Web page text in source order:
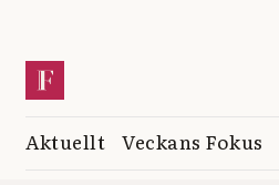
Aktuellt Veckans Fokus